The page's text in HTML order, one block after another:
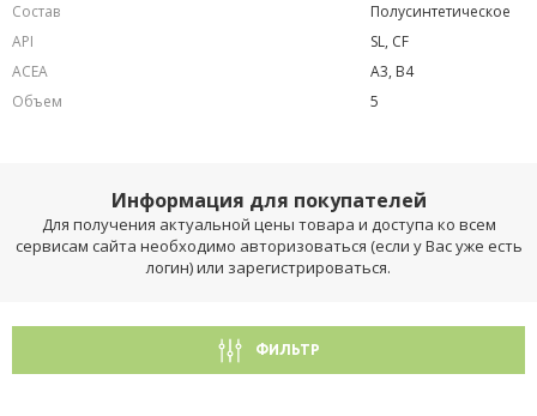
Состав
Полусинтетическое
API
SL, CF
ACEA
A3, B4
Объем
5
Информация для покупателей
Для получения актуальной цены товара и доступа ко всем
сервисам сайта необходимо авторизоваться (если у Вас уже есть
логин) или зарегистрироваться.
ФИЛЬТР